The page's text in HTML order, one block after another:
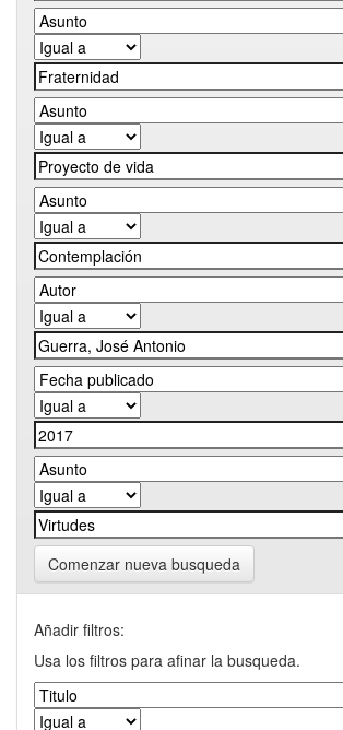
Comenzar nueva busqueda
Añadir filtros:
Usa los filtros para afinar la busqueda.